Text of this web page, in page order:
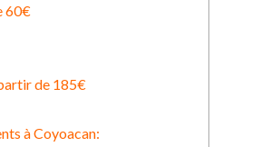
60€
de 185€
à Coyoacan: